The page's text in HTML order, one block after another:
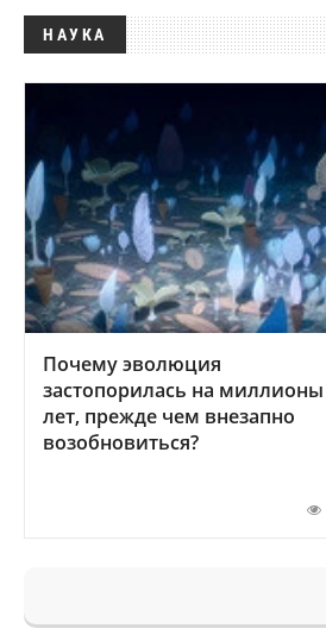
НАУКА
Почему эволюция
застопорилась на миллионы
лет, прежде чем внезапно
возобновиться?